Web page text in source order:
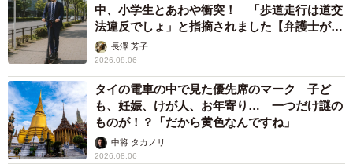
中、小学生とあわや衝突！ 「歩道走行は道交
法違反でしょ」と指摘されました【弁護士が解
説】長澤 芳子
2026.08.06
タイの電車の中で見た優先席のマーク 子ど
も、妊娠、けが人、お年寄り… 一つだけ謎の
ものが！？「だから黄色なんですね」
中将 タカノリ
2026.08.06